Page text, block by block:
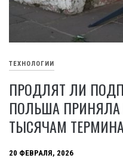
ТЕХНОЛОГИИ
ПРОДЛЯТ ЛИ
ПОЛЬША ПРИНЯЛА
ТЫСЯЧАМ
20 ФЕВРАЛЯ, 2026